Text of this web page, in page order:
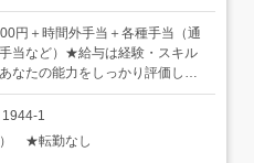
す。最後に型を外し、サンダー
クト製造パイプの寸法切り、接
を使った組み立て・溶接など。
溶接とは…金属を溶かして繋ぐ
りが美しいとも言われる、繊細
ある方（初めは本当に、経験も
ノづくりに興味さえあれば、必
なると思います）＜こんな方に
頃、図工や工作が好きだった
するのが好きな方★必要な資格
円＋時間外手当＋各種手当（通
当など）★給与は経験・スキル
なたの能力をしっかり評価しま
給与となることもあります。
1
） ★転勤なし